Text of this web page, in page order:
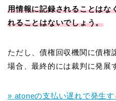
用情報に記録されることはな
れることはないでしょう。
ただし、債権回収機関に債権
場合、最終的には裁判に発展
» atoneの支払い遅れで発生